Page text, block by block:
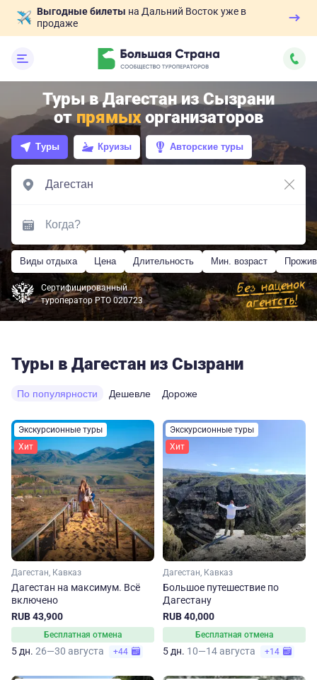
Выгодные билеты на Дальний Восток уже в
продаже
Туры в Дагестан из Сызрани
отпрямых организаторов
Туры Круизы Авторские туры
Виды отдыха Цена Длительность Мин. возраст
Сертифицированный
туроператор РТО 020723
Туры в Дагестан из Сызрани
По популярности Дешевле Дороже
Экскурсионные туры
Хит
Дагестан, Кавказ
Дагестан на максимум. Вcё
включено
RUB 43,900
Бесплатная отмена
5 дн. 26—30 августа +44
Экскурсионные туры
Хит
Дагестан, Кавказ
Большое путешествие по
Дагестану
RUB 40,000
Бесплатная отмена
5 дн. 10—14 августа +14